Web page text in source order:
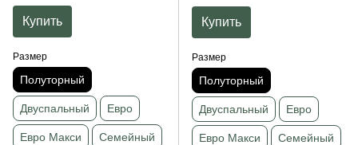
Купить
Размер
Полуторный
Двуспальный Евро
Евро Макси Семейный
Купить
Размер
Полуторный
Двуспальный Евро
Евро Макси Семейный